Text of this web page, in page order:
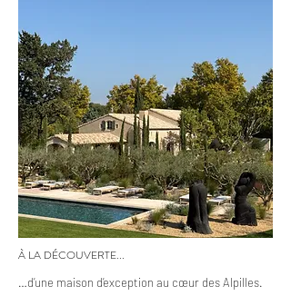
À LA DÉCOUVERTE...
…d’une maison d’exception au cœur des Alpilles.